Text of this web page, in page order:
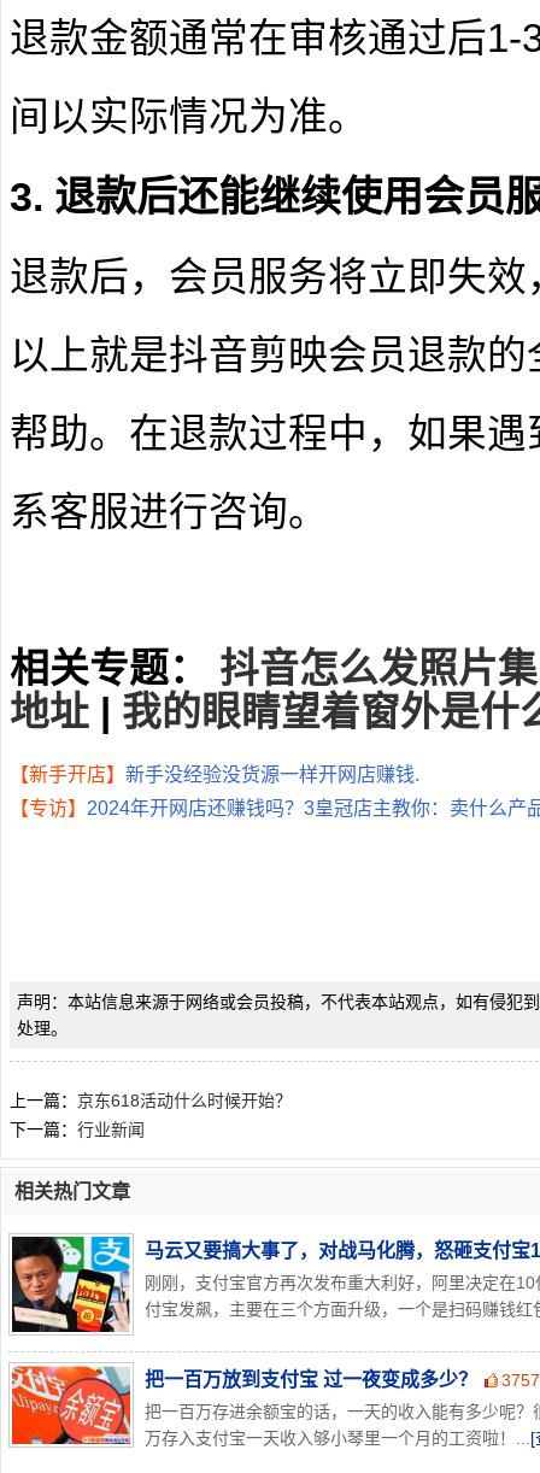
退款金额通常在审核通过后
间以实际情况为准。
3. 退款后还能继续使用会员
退款后，会员服务将立即失
以上就是抖音剪映会员退款
帮助。在退款过程中，如果
系客服进行咨询。
相关专题： 抖音怎么发照片集
地址 | 我的眼睛望着窗外是什
【新手开店】 新手没经验没货源一样开网店赚钱.
【专访】 2024年开网店还赚钱吗？3皇冠店主教你：卖什么产
声明：本站信息来源于网络或会员投稿，不代表本站观点，如有侵犯
处理。
上一篇： 京东618活动什么时候开始？
下一篇： 行业新闻
相关热门文章
马云又要搞大事了，对战马化腾，怒砸支付
刚刚，支付宝官方再次发布重大利好，阿里决定在
付宝发飙，主要在三个方面升级，一个是扫码赚钱红
把一百万放到支付宝 过一夜变成多少？
把一百万存进余额宝的话，一天的收入能有多少呢
万存入支付宝一天收入够小琴里一个月的工资啦！... [